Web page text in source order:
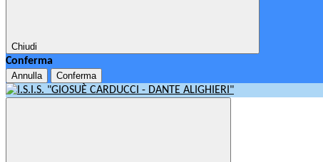
Chiudi
Conferma
Annulla Conferma